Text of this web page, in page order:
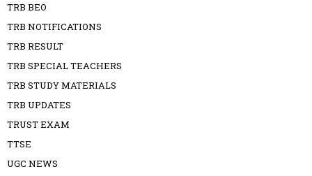
TRB BEO
TRB NOTIFICATIONS
TRB RESULT
TRB SPECIAL TEACHERS
TRB STUDY MATERIALS
TRB UPDATES
TRUST EXAM
TTSE
UGC NEWS